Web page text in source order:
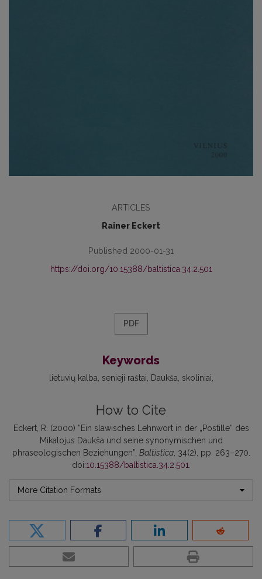
ARTICLES
Rainer Eckert
Published 2000-01-31
https://doi.org/10.15388/baltistica.34.2.501
PDF
Keywords
lietuvių kalba senieji raštai Daukša skoliniai
How to Cite
Eckert, R. (2000) “Ein slawisches Lehnwort in der „Postille“ des
Mikalojus Daukša und seine synonymischen und
phraseologischen Beziehungen”, Baltistica, 34(2), pp. 263–270.
doi:10.15388/baltistica.34.2.501
More Citation Formats